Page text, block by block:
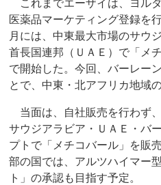
これまでエーザイは、ヨル
医薬品マーケティング登録を
月には、中東最大市場のサウ
首長国連邦（ＵＡＥ）で「メ
で開始した。今回、バーレー
とで、中東・北アフリカ地域
当面は、自社販売を行わず
サウジアラビア・ＵＡＥ・バ
プトで「メチコバール」を販
部の国では、アルツハイマー
ト」の承認も目指す予定。